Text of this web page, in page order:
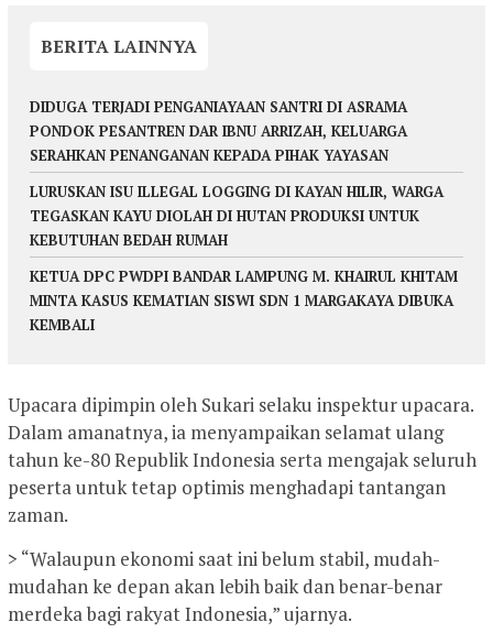
BERITA LAINNYA
DIDUGA TERJADI PENGANIAYAAN SANTRI DI ASRAMA
PONDOK PESANTREN DAR IBNU ARRIZAH, KELUARGA
SERAHKAN PENANGANAN KEPADA PIHAK YAYASAN
LURUSKAN ISU ILLEGAL LOGGING DI KAYAN HILIR, WARGA
TEGASKAN KAYU DIOLAH DI HUTAN PRODUKSI UNTUK
KEBUTUHAN BEDAH RUMAH
KETUA DPC PWDPI BANDAR LAMPUNG M. KHAIRUL KHITAM
MINTA KASUS KEMATIAN SISWI SDN 1 MARGAKAYA DIBUKA
KEMBALI
Upacara dipimpin oleh Sukari selaku inspektur upacara.
Dalam amanatnya, ia menyampaikan selamat ulang
tahun ke-80 Republik Indonesia serta mengajak seluruh
peserta untuk tetap optimis menghadapi tantangan
zaman.
> “Walaupun ekonomi saat ini belum stabil, mudah-
mudahan ke depan akan lebih baik dan benar-benar
merdeka bagi rakyat Indonesia,” ujarnya.